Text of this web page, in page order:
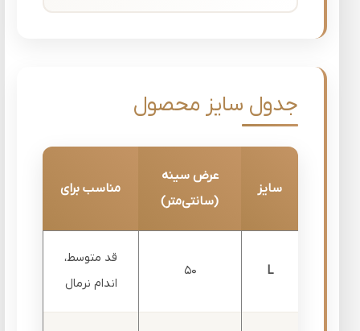
جدول سایز محصول
سایز
عرض سینه
(سانتی‌متر)
مناسب برای
L
50
قد متوسط،
اندام نرمال